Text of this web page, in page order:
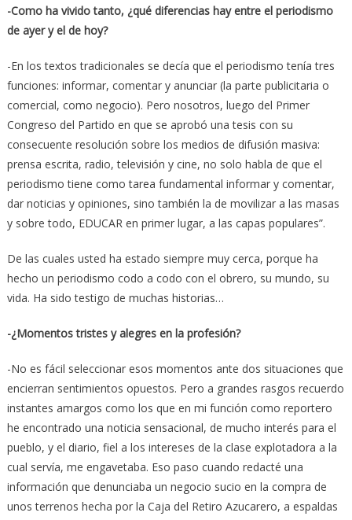
-Como ha vivido tanto, ¿qué diferencias hay entre el periodismo
de ayer y el de hoy?
-En los textos tradicionales se decía que el periodismo tenía tres
funciones: informar, comentar y anunciar (la parte publicitaria o
comercial, como negocio). Pero nosotros, luego del Primer
Congreso del Partido en que se aprobó una tesis con su
consecuente resolución sobre los medios de difusión masiva:
prensa escrita, radio, televisión y cine, no solo habla de que el
periodismo tiene como tarea fundamental informar y comentar,
dar noticias y opiniones, sino también la de movilizar a las masas
y sobre todo, EDUCAR en primer lugar, a las capas populares”.
De las cuales usted ha estado siempre muy cerca, porque ha
hecho un periodismo codo a codo con el obrero, su mundo, su
vida. Ha sido testigo de muchas historias…
-¿Momentos tristes y alegres en la profesión?
-No es fácil seleccionar esos momentos ante dos situaciones que
encierran sentimientos opuestos. Pero a grandes rasgos recuerdo
instantes amargos como los que en mi función como reportero
he encontrado una noticia sensacional, de mucho interés para el
pueblo, y el diario, fiel a los intereses de la clase explotadora a la
cual servía, me engavetaba. Eso paso cuando redacté una
información que denunciaba un negocio sucio en la compra de
unos terrenos hecha por la Caja del Retiro Azucarero, a espaldas